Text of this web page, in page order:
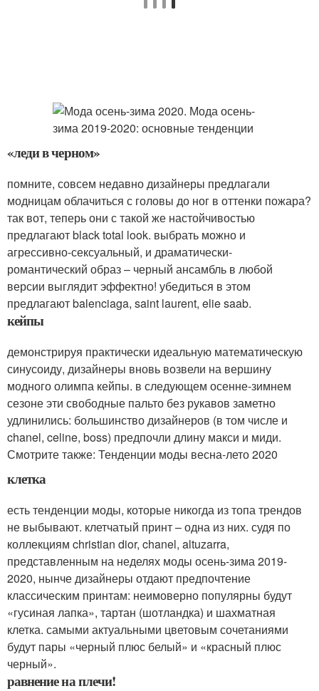
«леди в черном»
помните, совсем недавно дизайнеры предлагали
модницам облачиться с головы до ног в оттенки пожара?
так вот, теперь они с такой же настойчивостью
предлагают black total look. выбрать можно и
агрессивно-сексуальный, и драматически-
романтический образ – черный ансамбль в любой
версии выглядит эффектно! убедиться в этом
предлагают balenciaga, saint laurent, elie saab.
кейпы
демонстрируя практически идеальную математическую
синусоиду, дизайнеры вновь возвели на вершину
модного олимпа кейпы. в следующем осенне-зимнем
сезоне эти свободные пальто без рукавов заметно
удлинились: большинство дизайнеров (в том числе и
chanel, celine, boss) предпочли длину макси и миди.
Смотрите также: Тенденции моды весна-лето 2020
клетка
есть тенденции моды, которые никогда из топа трендов
не выбывают. клетчатый принт – одна из них. судя по
коллекциям christian dior, chanel, altuzarra,
представленным на неделях моды осень-зима 2019-
2020, нынче дизайнеры отдают предпочтение
классическим принтам: неимоверно популярны будут
«гусиная лапка», тартан (шотландка) и шахматная
клетка. самыми актуальными цветовым сочетаниями
будут пары «черный плюс белый» и «красный плюс
черный».
равнение на плечи!